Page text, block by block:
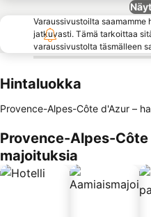
Varaussivustoilta
jatkuvasti. Tämä tarkoittaa
varaussivustolta täsmälleen
Hintaluokka
Provence-Alpes-Côte d'Azur –
Provence-Alpes-
majoituksia